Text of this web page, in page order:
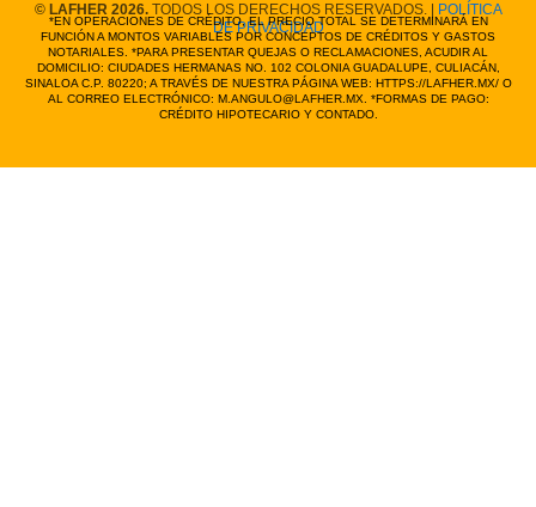
© LAFHER 2026.TODOS LOS DERECHOS RESERVADOS. |
POLÍTICA
DE PRIVACIDAD
*EN OPERACIONES DE CRÉDITO, EL PRECIO TOTAL SE DETERMINARÁ EN
FUNCIÓN A MONTOS VARIABLES POR CONCEPTOS DE CRÉDITOS Y GASTOS
NOTARIALES. *PARA PRESENTAR QUEJAS O RECLAMACIONES, ACUDIR AL
DOMICILIO: CIUDADES HERMANAS NO. 102 COLONIA GUADALUPE, CULIACÁN,
SINALOA C.P. 80220; A TRAVÉS DE NUESTRA PÁGINA WEB: HTTPS://LAFHER.MX/ O
AL CORREO ELECTRÓNICO: M.ANGULO@LAFHER.MX. *FORMAS DE PAGO:
CRÉDITO HIPOTECARIO Y CONTADO.